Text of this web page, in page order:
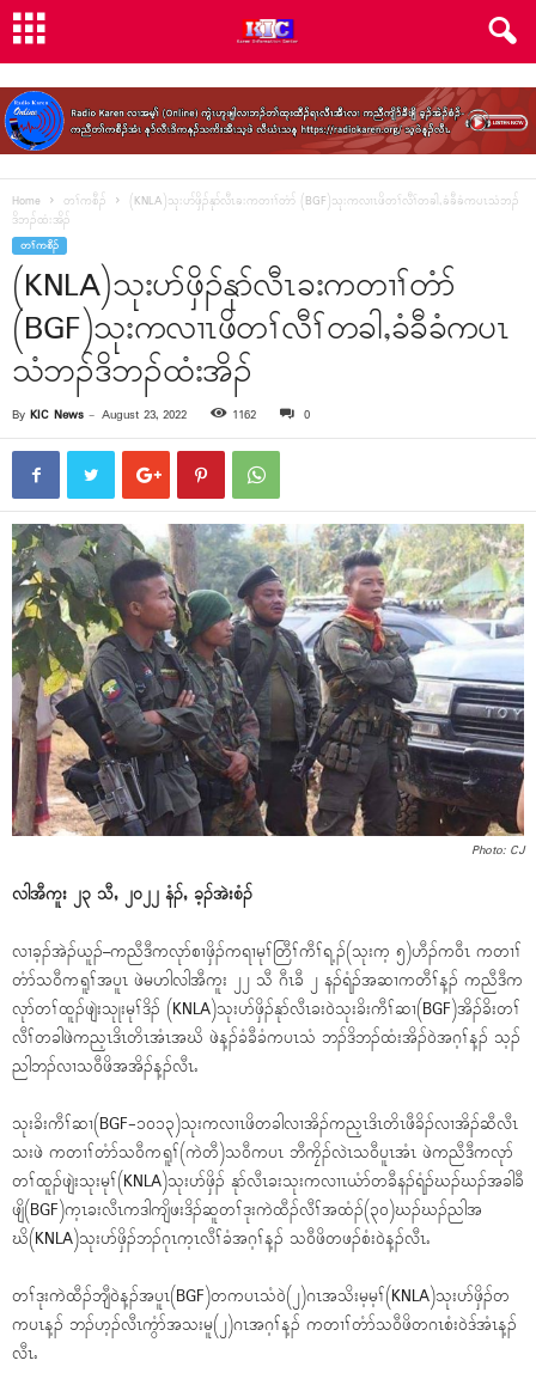
Home တၢ်ကစီၣ်
(KNLA)သုးပာ်ဖှိၣ်နုာ်လီၤခးကတၢၢ်တံာ် (BGF)သုးကလၢၤဖိတၢ်လီၢ်တခါႇခံခီခံကပၤသံဘၣ်
ဒိဘၣ်ထံးအိၣ်
တၢ်ကစီၣ်
(KNLA)သုးပာ်ဖှိၣ်နုာ်လီၤခးကတၢၢ်တံာ်
(BGF)သုးကလၢၤဖိတၢ်လီၢ်တခါႇခံခီခံကပၤ
သံဘၣ်ဒိဘၣ်ထံးအိၣ်
By KIC News - August 23, 2022 1162 0
Photo: CJ
လါအီကူး ၂၃ သီႇ ၂၀၂၂ နံၣ်ႇ ခ့ၣ်အဲးစံၣ်
လၢခ့ၣ်အဲၣ်ယူၣ်–ကညီဒီကလုာ်စၢဖှိၣ်ကရၢမုၢ်တြီၢ်ကီၢ်ရ့ၣ်(သုးက့ ၅)ဟီၣ်က၀ီၤ ကတၢၢ်
တံာ်သ၀ီကရူၢ်အပူၤ ဖဲမဟါလါအီကူး ၂၂ သီ ဂီၤခီ ၂ နၣ်ရံၣ်အဆၢကတီၢ်န့ၣ် ကညီဒီက
လုာ်တၢ်ထူၣ်ဖျဲးသုုးမုၢ်ဒိၣ် (KNLA)သုးပာ်ဖှိၣ်နုာ်လီၤခး၀ဲသုးခိးကီၢ်ဆၢ(BGF)အိၣ်ခိးတၢ်
လီၢ်တခါဖဲကည့ၤဒိၤတိၤအံၤအဃိ ဖဲန့ၣ်ခံခီခံကပၤသံ ဘၣ်ဒိဘၣ်ထံးအိၣ်၀ဲအဂ့ၢ်န့ၣ် သ့ၣ်
ညါဘၣ်လၢသ၀ီဖိအအိၣ်န့ၣ်လီၤႉ
သုးခိးကီၢ်ဆၢ(BGF-၁၀၁၃)သုးကလၢၤဖိတခါလၢအိၣ်ကည့ၤဒိၤတိၤဖီခိၣ်လၢအိၣ်ဆီလီၤ
သးဖဲ ကတၢၢ်တံာ်သ၀ီကရူၢ်(ကဲတီ)သ၀ီကပၤ ဘီကၠိၣ်လဲၤသ၀ီပူၤအံၤ ဖဲကညီဒီကလုာ်
တၢ်ထူၣ်ဖျဲးသုးမုၢ်(KNLA)သုးပာ်ဖှိၣ် နုာ်လီၤခးသုးကလၢၤယံာ်တခီနၣ်ရံၣ်ဃၣ်ဃၣ်အခါခီ
ဖျိ(BGF)က့ၤခးလီၤကဒါကျိဖးဒိၣ်ဆူတၢ်ဒုးကဲထီၣ်လီၢ်အထံၣ်(၃၀)ဃၣ်ဃၣ်ညါအ
ဃိ(KNLA)သုးပာ်ဖှိၣ်ဘၣ်ဂုၤက့ၤလီၢ်ခံအဂ့ၢ်န့ၣ် သ၀ီဖိတဖၣ်စံး၀ဲန့ၣ်လီၤႉ
တၢ်ဒုးကဲထီၣ်ဘျီ၀ဲန့ၣ်အပူၤ(BGF)တကပၤသံ၀ဲ(၂)ဂၤအသိးမ့မ့ၢ်(KNLA)သုးပာ်ဖှိၣ်တ
ကပၤန့ၣ် ဘၣ်ဟ့ၣ်လီၤကွံာ်အသးမူ(၂)ဂၤအဂ့ၢ်န့ၣ် ကတၢၢ်တံာ်သ၀ီဖိတဂၤစံး၀ဲဒ်အံၤန့ၣ်
လီၤႉ